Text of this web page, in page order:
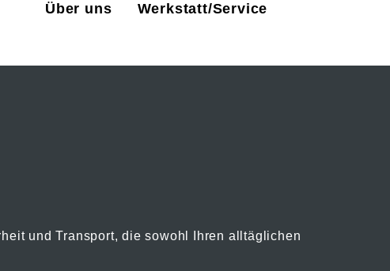
Über uns Werkstatt/Service
und Transport, die sowohl Ihren alltäglichen